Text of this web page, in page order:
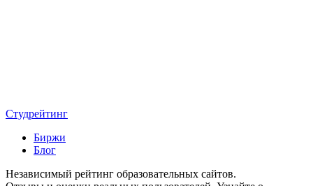
Студрейтинг
Биржи
Блог
Независимый рейтинг образовательных сайтов.